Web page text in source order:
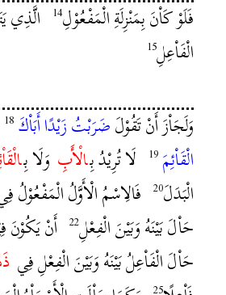
فَلَوْ كَاْنَ بِمَنْزِلَةِ الْمَفْعُوْلِ
الَّذِي
الْفَاْعِلِ
وَلَجَاْزَ أَنْ تَقُوْلَضَرَبْتُ زَيْدًا أَبَاْكَ
الْقَاْئِمَ
لَا تُرِيْدُ بِ‍‍الْأَبِ وَلَا بِ‍
الْبَدَلَ
فَالِاسْمُ الْأَوَّلُ الْمَفْعُوْلُ
حَاْلَ بَيْنَهُ وَبَيْنَ الْفِعْلِ
أَنْ يَكُوْنَ
حَاْلَ الْفَاْعِلُ بَيْنَهُ وَبَيْنَ الْفِعْلِ فِي